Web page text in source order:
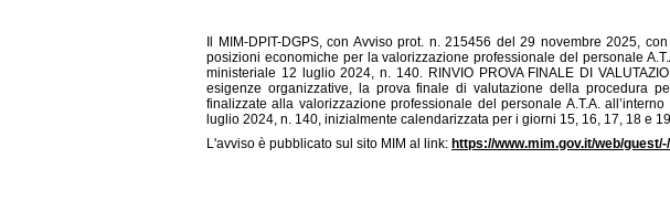
Il MIM-DPIT-DGPS, con Avviso prot. n. 215456 del 29 novembre 2025, con
posizioni economiche per la valorizzazione professionale del personale
ministeriale 12 luglio 2024, n. 140. RINVIO PROVA FINALE DI
esigenze organizzative, la prova finale di valutazione della procedura
finalizzate alla valorizzazione professionale del personale A.T.A.
luglio 2024, n. 140, inizialmente calendarizzata per i giorni 15, 16, 17, 18 e
L'avviso è pubblicato sul sito MIM al link: https://www.mim.gov.it/web/